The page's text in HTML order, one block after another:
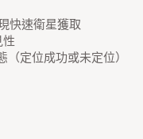
快速衛星獲取
性
定位成功或未定位）